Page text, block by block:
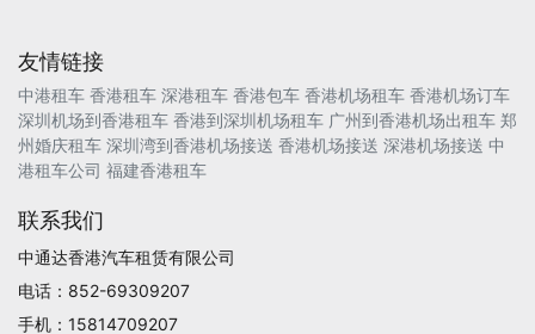
友情链接
中港租车 香港租车 深港租车 香港包车 香港机场租车 香港机场订车
深圳机场到香港租车 香港到深圳机场租车 广州到香港机场出租车 郑
州婚庆租车 深圳湾到香港机场接送 香港机场接送 深港机场接送 中
港租车公司 福建香港租车
联系我们
中通达香港汽车租赁有限公司
电话：852-69309207
手机：15814709207